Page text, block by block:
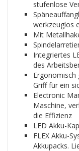
stufenlose
werkzeuglos
Mit
Integriertes
des
Griff für ein
Electronic
Maschine,
die Effizienz
LED Akku-
FLEX Akku-
Akkupacks.